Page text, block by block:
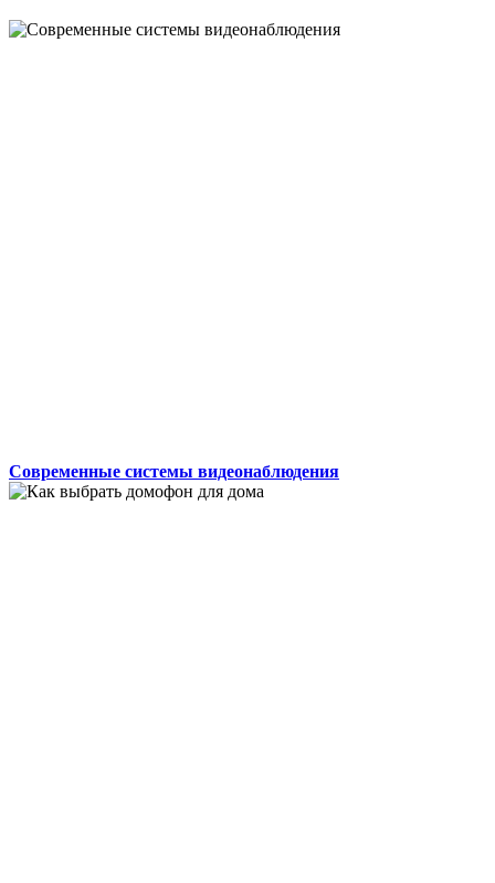
Современные системы видеонаблюдения